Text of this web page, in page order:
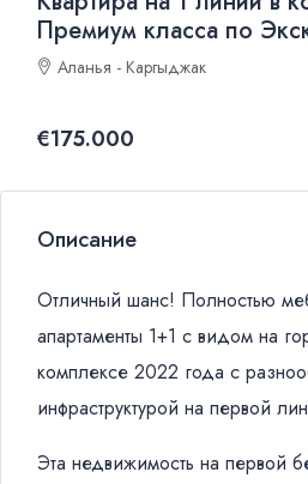
Премиум класса по
Аланья - Каргыджак
€175.000
Описание
Отличный шанс! Полностью
апартаменты 1+1 с видом на
комплексе 2022 года с
инфраструктурой на первой
Эта недвижимость на первой